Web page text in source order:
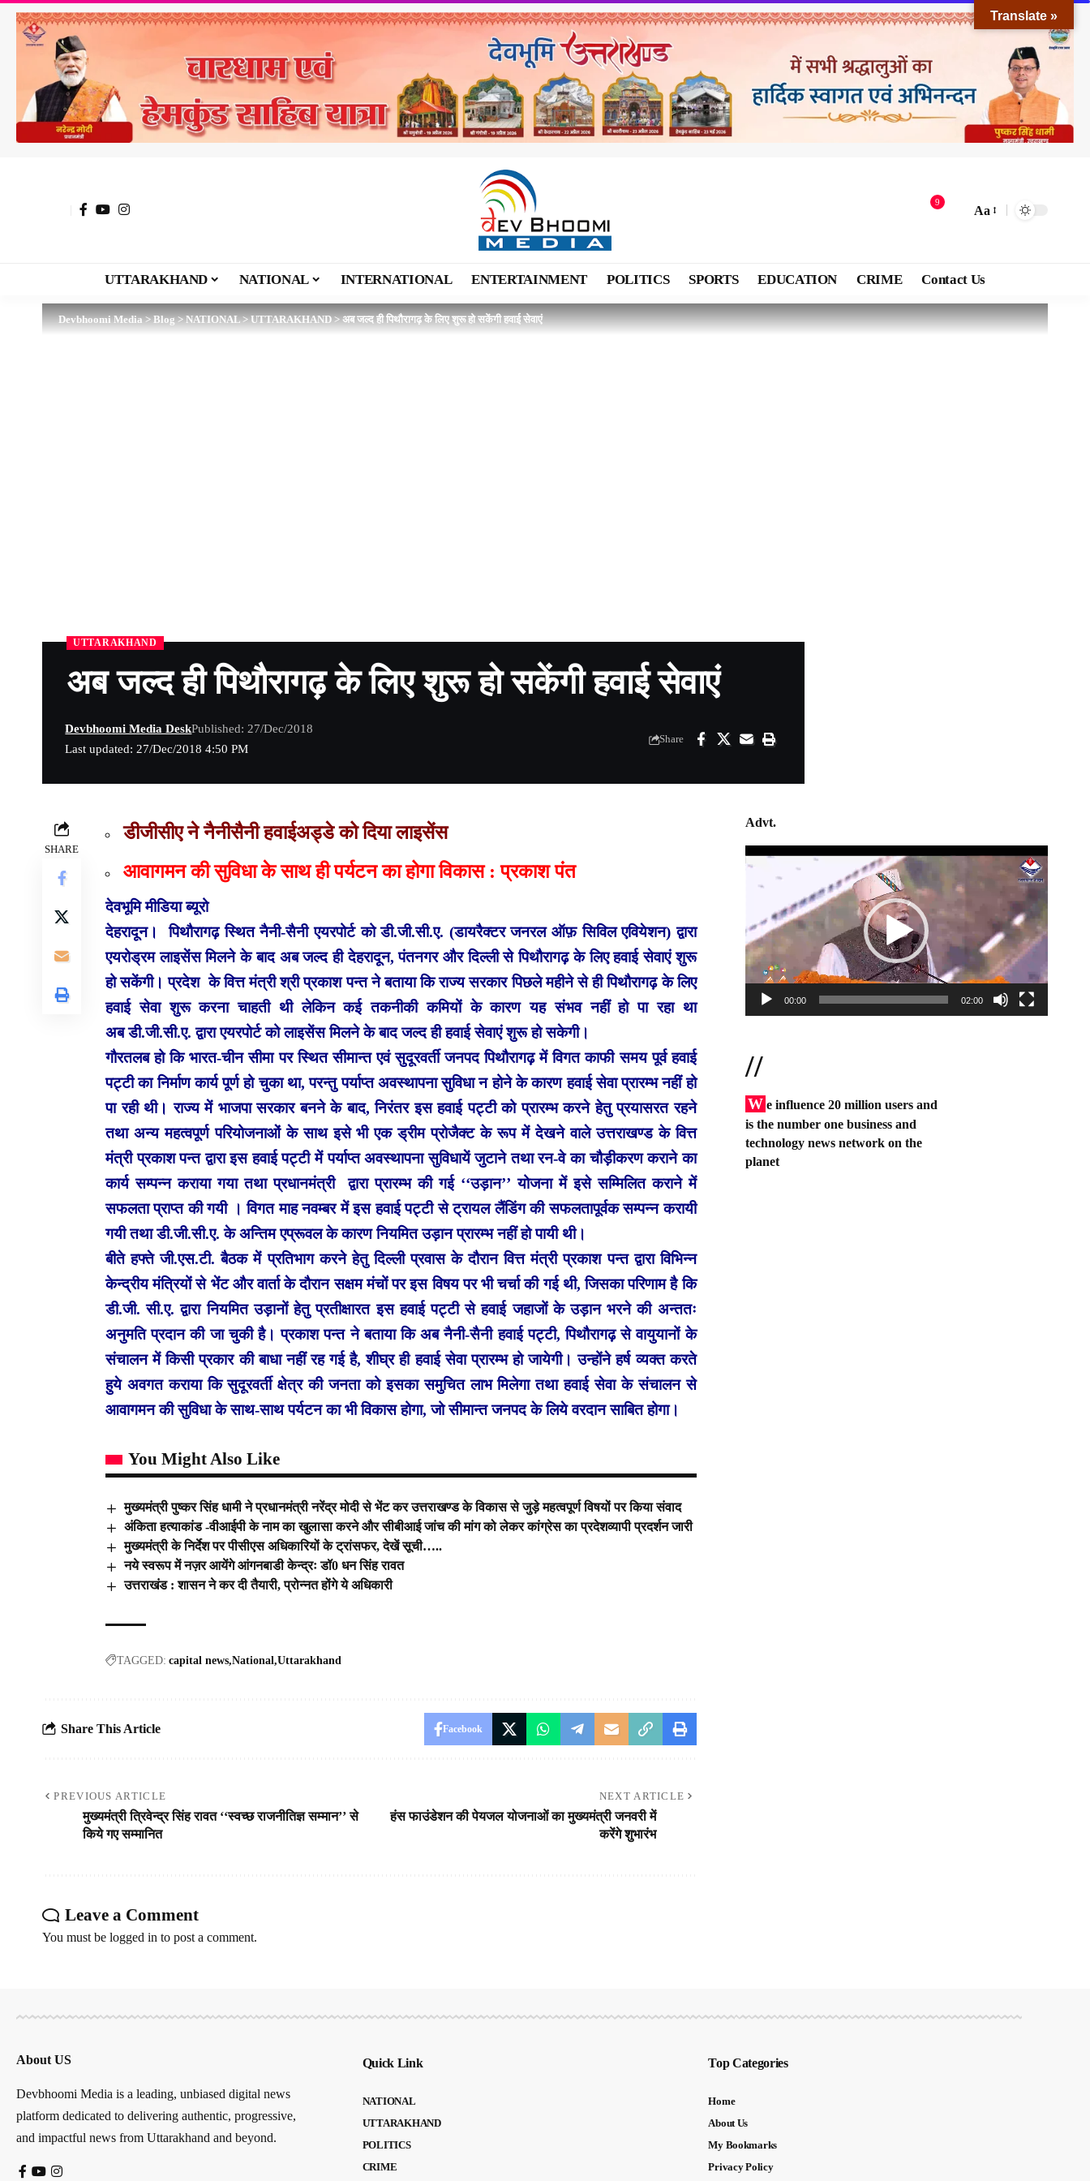
9
Aa
UTTARAKHAND NATIONAL INTERNATIONAL ENTERTAINMENT POLITICS SPORTS EDUCATION CRIME Contact Us
Devbhoomi Media>Blog>NATIONAL>UTTARAKHAND>अब जल्द ही पिथौरागढ़ के लिए शुरू हो सकेंगी हवाई सेवाएं
UTTARAKHAND
अब जल्द ही पिथौरागढ़ के लिए शुरू हो सकेंगी हवाई सेवाएं
Last updated: 27/Dec/2018 4:50 PM
Devbhoomi Media DeskPublished: 27/Dec/2018
Share
SHARE
डीजीसीए ने नैनीसैनी हवाईअड्डे को दिया लाइसेंस
आवागमन की सुविधा के साथ ही पर्यटन का होगा विकास : प्रकाश पंत
देवभूमि मीडिया ब्यूरो
देहरादून। पिथौरागढ़ स्थित नैनी-सैनी एयरपोर्ट कोडी.जी.सी.ए. (डायरैक्टर जनरल ऑफ़ सिविल एवियेशन) द्वारा
एयरोड्रम लाइसेंस मिलने के बाद अब जल्द ही देहरादून, पंतनगर और दिल्ली से पिथौरागढ़ के लिए हवाई सेवाएं शुरू
हो सकेंगी। प्रदेश के वित्त मंत्री श्री प्रकाश पन्त ने बताया कि राज्य सरकार पिछले महीने से ही पिथौरागढ़ के लिए
हवाई सेवा शुरू करना चाहती थी लेकिन कई तकनीकी कमियों के कारण यह संभव नहीं हो पा रहा था
अब डी.जी.सी.ए. द्वारा एयरपोर्ट को लाइसेंस मिलने के बाद जल्द ही हवाई सेवाएं शुरू हो सकेगी।
गौरतलब हो कि भारत-चीन सीमा पर स्थित सीमान्त एवं सुदूरवर्ती जनपद पिथौरागढ़ में विगत काफी समय पूर्व हवाई
पट्टी का निर्माण कार्य पूर्ण हो चुका था, परन्तु पर्याप्त अवस्थापना सुविधा न होने के कारण हवाई सेवा प्रारम्भ नहीं हो
पा रही थी। राज्य में भाजपा सरकार बनने के बाद, निरंतर इस हवाई पट्टी को प्रारम्भ करने हेतु प्रयासरत रहने
तथा अन्य महत्वपूर्ण परियोजनाओं के साथ इसे भी एक ड्रीम प्रोजैक्ट के रूप में देखने वाले उत्तराखण्ड के वित्त
मंत्री प्रकाश पन्त द्वारा इस हवाई पट्टी में पर्याप्त अवस्थापना सुविधायें जुटाने तथा रन-वे का चौड़ीकरण कराने का
कार्य सम्पन्न कराया गया तथा प्रधानमंत्री द्वारा प्रारम्भ की गई ‘‘उड़ान’’ योजना में इसे सम्मिलित कराने में
सफलता प्राप्त की गयी । विगत माह नवम्बर में इस हवाई पट्टी से ट्रायल लैंडिंग की सफलतापूर्वक सम्पन्न करायी
गयी तथा डी.जी.सी.ए. के अन्तिम एप्रूवल के कारण नियमित उड़ान प्रारम्भ नहीं हो पायी थी।
बीते हफ्ते जी.एस.टी. बैठक में प्रतिभाग करने हेतु दिल्ली प्रवास के दौरान वित्त मंत्री प्रकाश पन्त द्वारा विभिन्न
केन्द्रीय मंत्रियों से भेंट और वार्ता के दौरान सक्षम मंचों पर इस विषय पर भी चर्चा की गई थी, जिसका परिणाम है कि
डी.जी. सी.ए. द्वारा नियमित उड़ानों हेतु प्रतीक्षारत इस हवाई पट्टी से हवाई जहाजों के उड़ान भरने की अन्ततः
अनुमति प्रदान की जा चुकी है। प्रकाश पन्त ने बताया कि अब नैनी-सैनी हवाई पट्टी, पिथौरागढ़ से वायुयानों के
संचालन में किसी प्रकार की बाधा नहीं रह गई है, शीघ्र ही हवाई सेवा प्रारम्भ हो जायेगी। उन्होंने हर्ष व्यक्त करते
हुये अवगत कराया कि सुदूरवर्ती क्षेत्र की जनता को इसका समुचित लाभ मिलेगा तथा हवाई सेवा के संचालन से
आवागमन की सुविधा के साथ-साथ पर्यटन का भी विकास होगा, जो सीमान्त जनपद के लिये वरदान साबित होगा।
You Might Also Like
मुख्यमंत्री पुष्कर सिंह धामी ने प्रधानमंत्री नरेंद्र मोदी से भेंट कर उत्तराखण्ड के विकास से जुड़े महत्वपूर्ण विषयों पर किया संवाद
अंकिता हत्याकांड -वीआईपी के नाम का खुलासा करने और सीबीआई जांच की मांग को लेकर कांग्रेस का प्रदेशव्यापी प्रदर्शन जारी
मुख्यमंत्री के निर्देश पर पीसीएस अधिकारियों के ट्रांसफर, देखें सूची…..
नये स्वरूप में नज़र आयेंगे आंगनबाडी केन्द्रः डॉ0 धन सिंह रावत
उत्तराखंड : शासन ने कर दी तैयारी, प्रोन्नत होंगे ये अधिकारी
TAGGED: capital news National Uttarakhand
Share This Article Facebook
PREVIOUS ARTICLE
मुख्यमंत्री त्रिवेन्द्र सिंह रावत ‘‘स्वच्छ राजनीतिज्ञ सम्मान’’ से
किये गए सम्मानित
NEXT ARTICLE
हंस फाउंडेशन की पेयजल योजनाओं का मुख्यमंत्री जनवरी में
करेंगे शुभारंभ
Leave a Comment
You must be logged in to post a comment.
Advt.
Video
00:00 02:00
//
W e influence 20 million users and
is the number one business and
technology news network on the
planet
About US
Devbhoomi Media is a leading, unbiased digital news
platform dedicated to delivering authentic, progressive,
and impactful news from Uttarakhand and beyond.
Quick Link
NATIONAL
UTTARAKHAND
POLITICS
CRIME
Top Categories
Home
About Us
My Bookmarks
Privacy Policy
Translate »